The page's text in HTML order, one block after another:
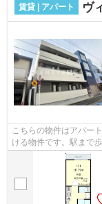
賃貸 | アパート ヴ
こちらの物件はアパー
ける物件です。駅まで
件です。物件から駅ま